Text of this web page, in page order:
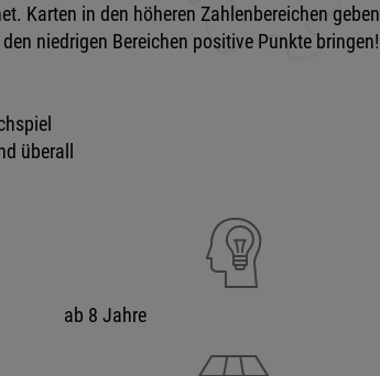
Karten in den höheren Zahlenbereichen geben
niedrigen Bereichen positive Punkte bringen!
überall
ab 8 Jahre